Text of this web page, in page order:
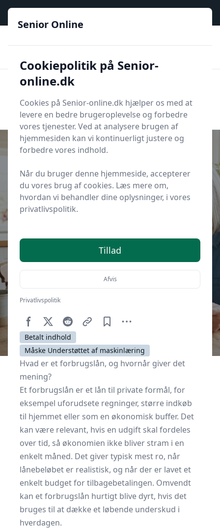
Søg
Udgivet iØkonomi
Forbrugslån som senior med ro i
maven og overblik
AfSenior Online
Betalt indhold
Måske Understøttet af maskinlæring
Hvad er et forbrugslån, og hvornår giver det
mening?
Et forbrugslån er et lån til private formål, for
eksempel uforudsete regninger, større indkøb
til hjemmet eller som en økonomisk buffer. Det
kan være relevant, hvis en udgift skal fordeles
over tid, så økonomien ikke bliver stram i en
enkelt måned. Det giver typisk mest ro, når
lånebeløbet er realistisk, og når der er lavet et
enkelt budget for tilbagebetalingen. Omvendt
kan et forbrugslån hurtigt blive dyrt, hvis det
bruges til at dække et løbende underskud i
hverdagen.
Senior Online
Cookiepolitik på Senior-
online.dk
Cookies på Senior-online.dk hjælper os med at
levere en bedre brugeroplevelse og forbedre
vores tjenester. Ved at analysere brugen af
hjemmesiden kan vi kontinuerligt justere og
forbedre vores indhold.
Når du bruger denne hjemmeside, accepterer
du vores brug af cookies. Læs mere om,
hvordan vi behandler dine oplysninger, i vores
privatlivspolitik.
Tillad
Afvis
Privatlivspolitik